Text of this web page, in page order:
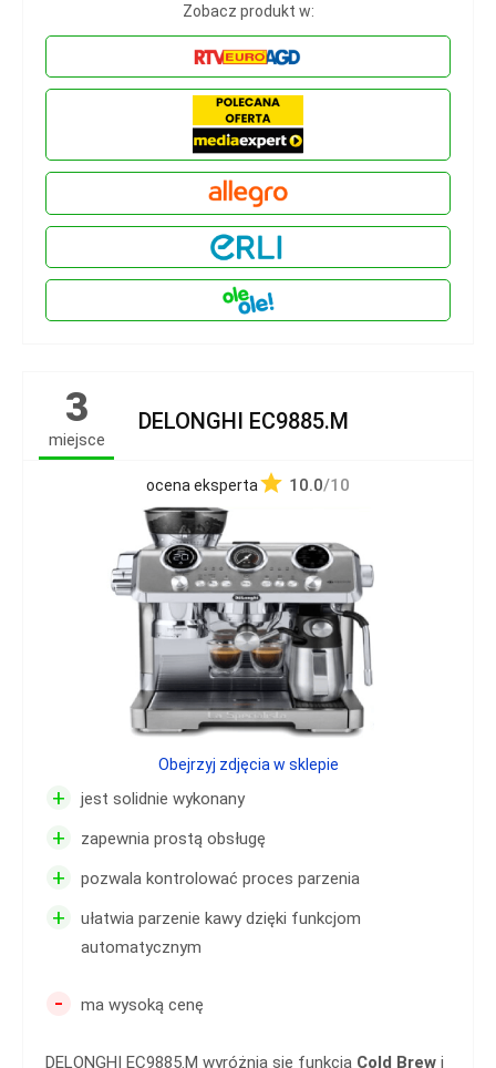
Zobacz produkt w:
3
miejsce
DELONGHI EC9885.M
ocena eksperta 10.0/10
+ jest solidnie wykonany
+ zapewnia prostą obsługę
+ pozwala kontrolować proces parzenia
+
ułatwia parzenie kawy dzięki funkcjom
automatycznym
- ma wysoką cenę
DELONGHI EC9885.M wyróżnia się funkcją Cold Brew i
Obejrzyj zdjęcia w sklepie